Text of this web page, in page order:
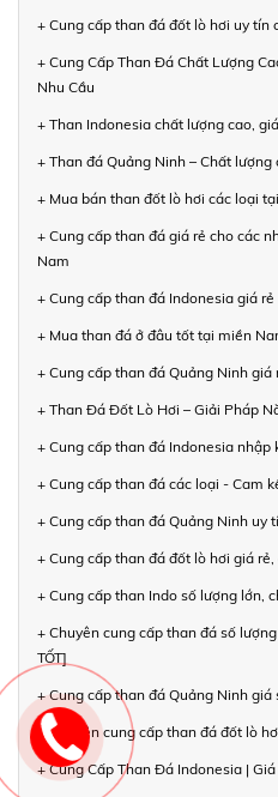
+ Cung cấp than đá đốt lò hơi uy tín
+ Cung Cấp Than Đá Chất Lượng
Nhu Cầu
+ Than Indonesia chất lượng cao,
+ Than đá Quảng Ninh – Chất lượng
+ Mua bán than đốt lò hơi các loại
+ Cung cấp than đá giá rẻ cho các
Nam
+ Cung cấp than đá Indonesia giá
+ Mua than đá ở đâu tốt tại miền
+ Cung cấp than đá Quảng Ninh
+ Than Đá Đốt Lò Hơi – Giải Pháp
+ Cung cấp than đá Indonesia
+ Cung cấp than đá các loại - Cam
+ Cung cấp than đá Quảng Ninh uy
+ Cung cấp than đá đốt lò hơi giá
+ Cung cấp than Indo số lượng lớn,
+ Chuyên cung cấp than đá số
TỐT]
+ Cung cấp than đá Quảng Ninh
+ Chuyên cung cấp than đá đốt lò
+ Cung Cấp Than Đá Indonesia |